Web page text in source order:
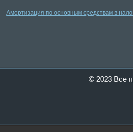
Амортизация по основным средствам в
© 2023 Все